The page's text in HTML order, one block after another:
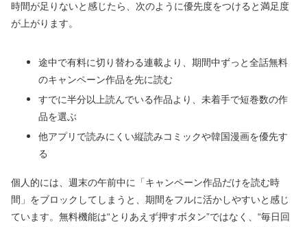
時間が足りないと感じたら、次のように優先度をつけると満足度
が上がります。
途中で有料に切り替わる連載より、期間中ずっと全話無料
のキャンペーン作品を先に読む
すでに半分以上読んでいる作品より、未着手で短巻数の作
品を選ぶ
他アプリで読みにくい縦読みコミックや韓国漫画を優先す
る
個人的には、週末の午前中に「キャンペーン作品だけを読む時
間」をブロックしてしまうと、期間をフルに活かしやすいと感じ
ています。無料機能は“とりあえず押すボタン”ではなく、“毎日回